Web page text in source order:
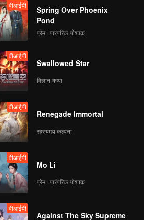
वीआईपी
Spring Over Phoenix
Pond
प्रेम · पारंपरिक पोशाक
वीआईपी
Swallowed Star
विज्ञान-कथा
वीआईपी
Renegade Immortal
रहस्यमय कल्पना
वीआईपी
Mo Li
प्रेम · पारंपरिक पोशाक
वीआईपी
Against The Sky Supreme